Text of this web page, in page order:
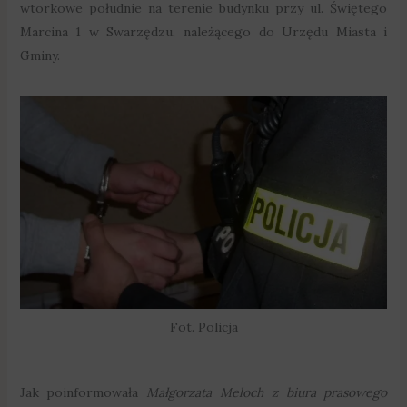
wtorkowe południe na terenie budynku przy ul. Świętego
Marcina 1 w Swarzędzu, należącego do Urzędu Miasta i
Gminy.
Fot. Policja
Jak poinformowała Małgorzata Meloch z biura prasowego